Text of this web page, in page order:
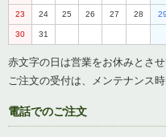
23 24 25 26 27 28 29
30 31
赤文字の日は営業をお休みとさ
ご注文の受付は、メンテナンス
電話でのご注文